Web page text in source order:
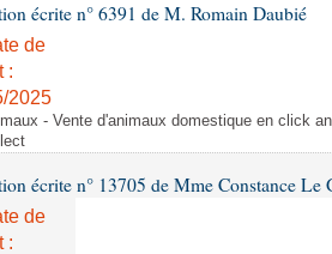
écrite n° 6391 de M. Romain Daubié
de
:
2025
- Vente d'animaux domestique en click
écrite n° 13705 de Mme Constance Le
de
: